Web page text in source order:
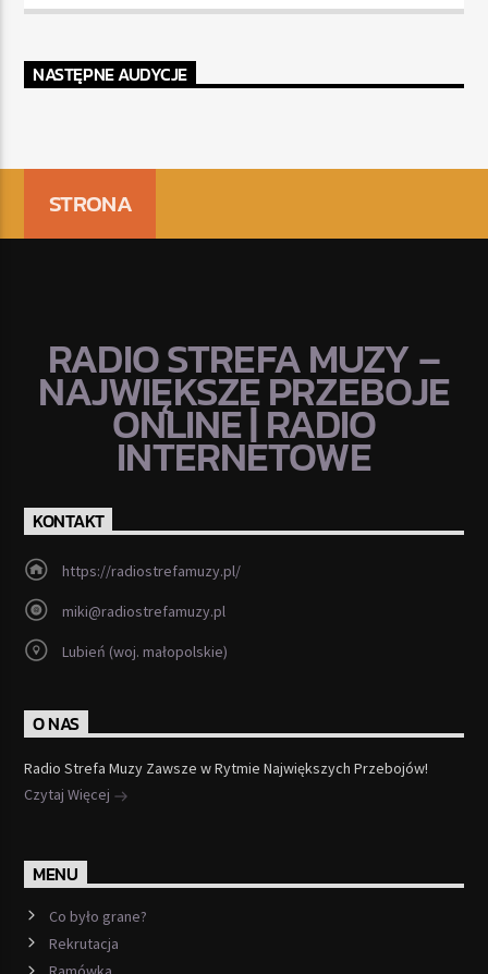
NASTĘPNE AUDYCJE
STRONA
RADIO STREFA MUZY –
NAJWIĘKSZE PRZEBOJE
ONLINE | RADIO
INTERNETOWE
KONTAKT
https://radiostrefamuzy.pl/
miki@radiostrefamuzy.pl
Lubień (woj. małopolskie)
O NAS
Radio Strefa Muzy Zawsze w Rytmie Największych Przebojów!
Czytaj Więcej
MENU
Co było grane?
Rekrutacja